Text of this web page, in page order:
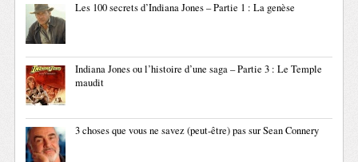
Les 100 secrets d’Indiana Jones – Partie 1 : La genèse
Indiana Jones ou l’histoire d’une saga – Partie 3 : Le Temple
maudit
3 choses que vous ne savez (peut-être) pas sur Sean Connery